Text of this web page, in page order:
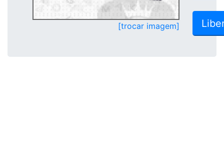
[trocar imagem]